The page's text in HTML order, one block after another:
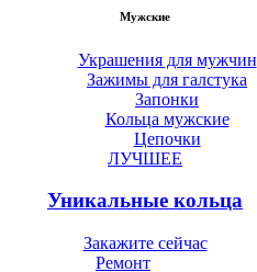
Мужские
Украшения для мужчин
Зажимы для галстука
Запонки
Кольца мужские
Цепочки
ЛУЧШЕЕ
Уникальные кольца
Закажите сейчас
Ремонт